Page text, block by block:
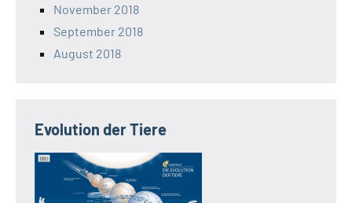
November 2018
September 2018
August 2018
Evolution der Tiere